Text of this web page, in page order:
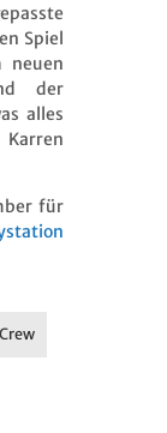
Spiel
neuen
der
alles
für